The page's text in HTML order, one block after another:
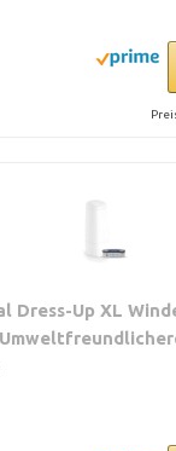
Dress-Up XL